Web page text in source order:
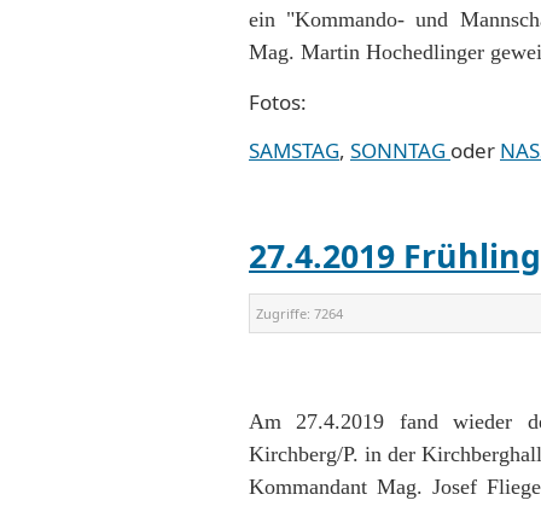
ein "Kommando- und
Mag. Martin Hochedlinger
Fotos:
SAMSTAG, SONNTAG oder
27.4.2019
Zugriffe: 7264
Am 27.4.2019 fand wieder
Kirchberg/P. in der
Kommandant Mag. Josef